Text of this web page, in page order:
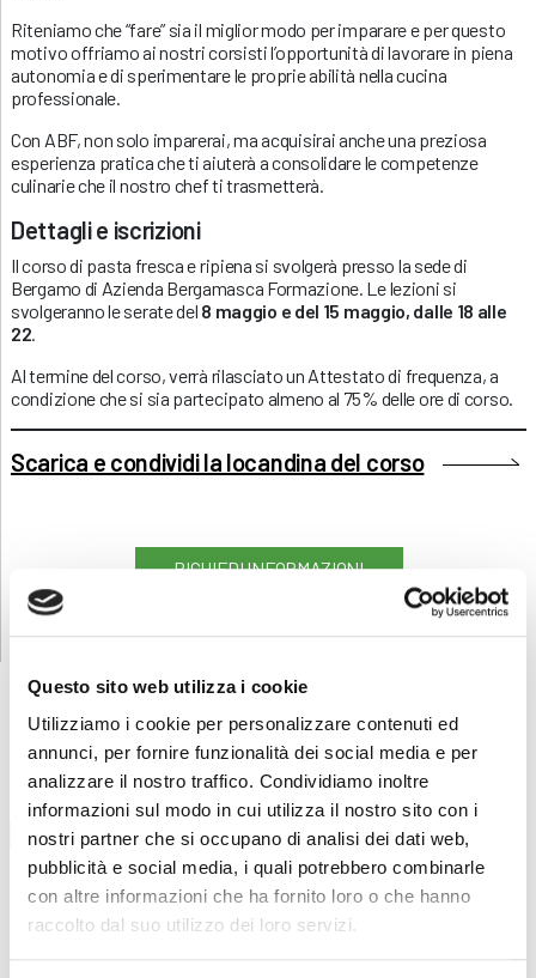
Questo sito web utilizza i cookie
Utilizziamo i cookie per personalizzare contenuti ed
annunci, per fornire funzionalità dei social media e per
analizzare il nostro traffico. Condividiamo inoltre
informazioni sul modo in cui utilizza il nostro sito con i
nostri partner che si occupano di analisi dei dati web,
pubblicità e social media, i quali potrebbero combinarle
con altre informazioni che ha fornito loro o che hanno
raccolto dal suo utilizzo dei loro servizi.
Riteniamo che “fare” sia il miglior modo per imparare e per questo
motivo offriamo ai nostri corsisti l’opportunità di lavorare in piena
autonomia e di sperimentare le proprie abilità nella cucina
professionale.
Con ABF, non solo imparerai, ma acquisirai anche una preziosa
esperienza pratica che ti aiuterà a consolidare le competenze
culinarie che il nostro chef ti trasmetterà.
Dettagli e iscrizioni
Il corso di pasta fresca e ripiena si svolgerà presso la sede di
Bergamo di Azienda Bergamasca Formazione. Le lezioni si
svolgeranno le serate del 8 maggio e del 15 maggio, dalle 18 alle
22
Al termine del corso, verrà rilasciato un Attestato di frequenza, a
condizione che si sia partecipato almeno al 75% delle ore di corso.
Scarica e condividi la locandina del corso
RICHIEDI INFORMAZIONI
POTREBBERO INTERESSARTI
Cucina e ristorazione
Scuola di cucina
03/04/2023
€ 1500
LEGGI